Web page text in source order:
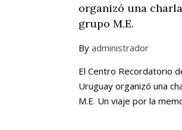
organizó una
grupo M.E.
By administrador
El Centro Recordatorio
Uruguay organizó una
M.E. Un viaje por la